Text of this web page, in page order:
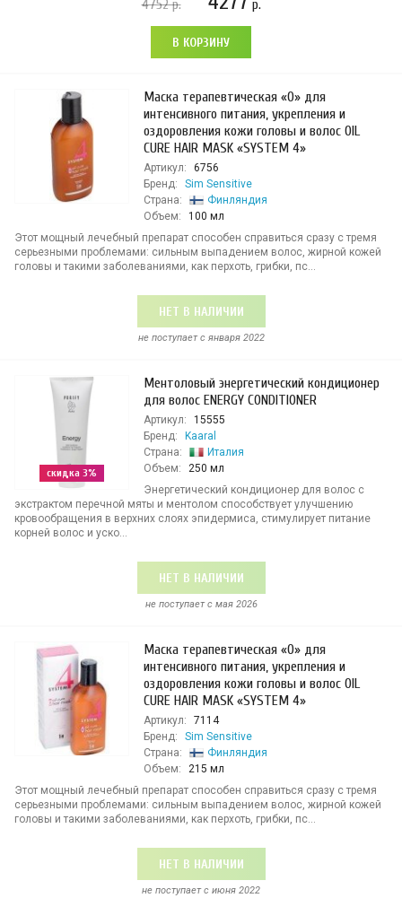
4752р. р.
В КОРЗИНУ
Маска терапевтическая «O» для
интенсивного питания, укрепления и
оздоровления кожи головы и волос OIL
CURE HAIR MASK «SYSTEM 4»
Артикул:
6756
Бренд:
Sim Sensitive
Страна:
Финляндия
Объем:
100 мл
Этот мощный лечебный препарат способен справиться сразу с тремя
серьезными проблемами: сильным выпадением волос, жирной кожей
головы и такими заболеваниями, как перхоть, грибки, пс...
НЕТ В НАЛИЧИИ
не поступает c января 2022
скидка 3%
Ментоловый энергетический кондиционер
для волос ENERGY CONDITIONER
Артикул:
15555
Бренд:
Kaaral
Страна:
Италия
Объем:
250 мл
Энергетический кондиционер для волос с
экстрактом перечной мяты и ментолом способствует улучшению
кровообращения в верхних слоях эпидермиса, стимулирует питание
корней волос и уско...
НЕТ В НАЛИЧИИ
не поступает c мая 2026
Маска терапевтическая «O» для
интенсивного питания, укрепления и
оздоровления кожи головы и волос OIL
CURE HAIR MASK «SYSTEM 4»
Артикул:
7114
Бренд:
Sim Sensitive
Страна:
Финляндия
Объем:
215 мл
Этот мощный лечебный препарат способен справиться сразу с тремя
серьезными проблемами: сильным выпадением волос, жирной кожей
головы и такими заболеваниями, как перхоть, грибки, пс...
НЕТ В НАЛИЧИИ
не поступает c июня 2022